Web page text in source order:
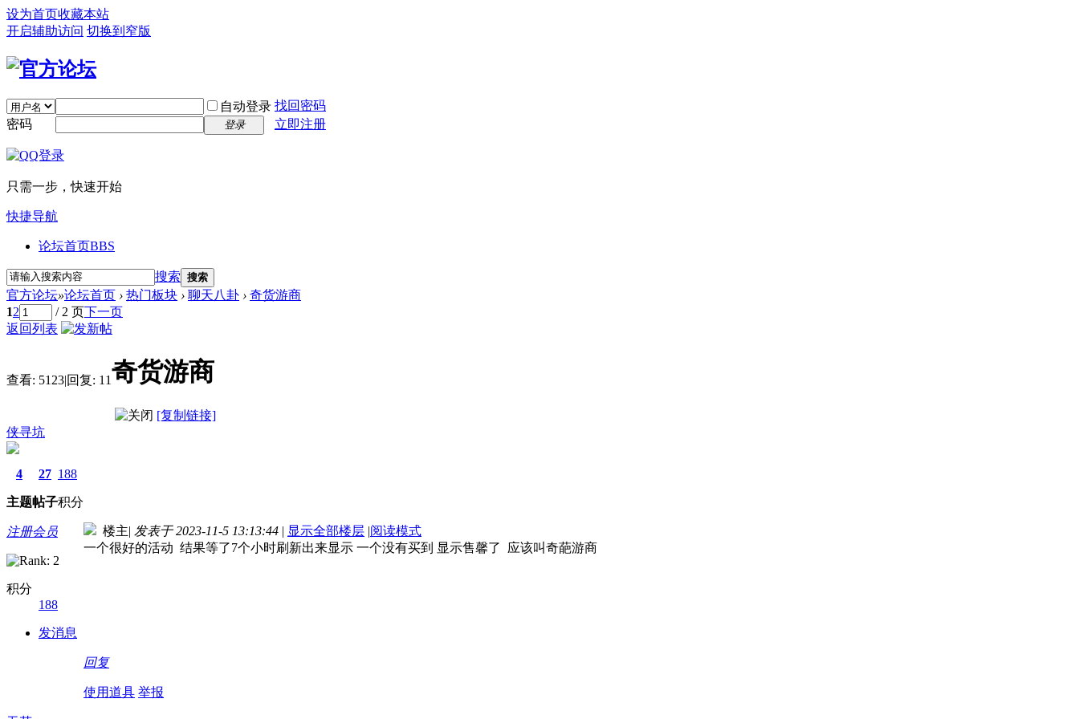
设为首页收藏本站
开启辅助访问 切换到窄版
自动登录 找回密码
密码
登录 立即注册
只需一步，快速开始
快捷导航
论坛首页BBS
搜索 搜索
官方论坛»论坛首页 › 热门板块 › 聊天八卦 › 奇货游商
12 / 2 页下一页
返回列表
查看: 5123|回复: 11奇货游商
[复制链接]
侠寻坑
4
主题
27
帖子
188
积分
注册会员
积分
188
发消息
楼主| 发表于 2023-11-5 13:13:44 | 显示全部楼层 |阅读模式
一个很好的活动 结果等了7个小时刷新出来显示 一个没有买到 显示售馨了 应该叫奇葩游商
回复
使用道具 举报